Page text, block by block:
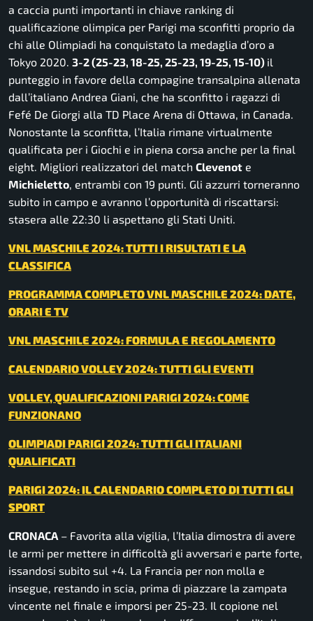
a caccia punti importanti in chiave ranking di
qualificazione olimpica per Parigi ma sconfitti proprio da
chi alle Olimpiadi ha conquistato la medaglia d’oro a
Tokyo 2020. 3-2 (25-23, 18-25, 25-23, 19-25, 15-10) il
punteggio in favore della compagine transalpina allenata
dall’italiano Andrea Giani, che ha sconfitto i ragazzi di
Fefé De Giorgi alla TD Place Arena di Ottawa, in Canada.
Nonostante la sconfitta, l’Italia rimane virtualmente
qualificata per i Giochi e in piena corsa anche per la final
eight. Migliori realizzatori del match Clevenot e
Michieletto, entrambi con 19 punti. Gli azzurri torneranno
subito in campo e avranno l’opportunità di riscattarsi:
stasera alle 22:30 li aspettano gli Stati Uniti.
VNL MASCHILE 2024: TUTTI I RISULTATI E LA
CLASSIFICA
PROGRAMMA COMPLETO VNL MASCHILE 2024: DATE,
ORARI E TV
VNL MASCHILE 2024: FORMULA E REGOLAMENTO
CALENDARIO VOLLEY 2024: TUTTI GLI EVENTI
VOLLEY, QUALIFICAZIONI PARIGI 2024: COME
FUNZIONANO
OLIMPIADI PARIGI 2024: TUTTI GLI ITALIANI
QUALIFICATI
PARIGI 2024: IL CALENDARIO COMPLETO DI TUTTI GLI
SPORT
CRONACA – Favorita alla vigilia, l’Italia dimostra di avere
le armi per mettere in difficoltà gli avversari e parte forte,
issandosi subito sul +4. La Francia per non molla e
insegue, restando in scia, prima di piazzare la zampata
vincente nel finale e imporsi per 25-23. Il copione nel